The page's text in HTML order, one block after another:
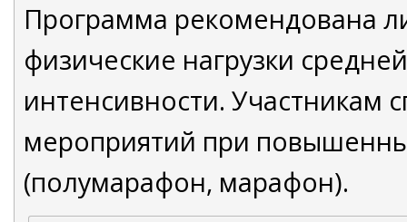
Программа рекомендована
физические нагрузки
интенсивности. Участникам
мероприятий при
(полумарафон, марафон).